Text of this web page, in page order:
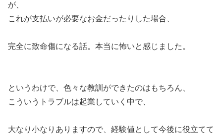
が、
これが支払いが必要なお金だったりした場合、
完全に致命傷になる話。本当に怖いと感じました。
というわけで、色々な教訓ができたのはもちろん、
こういうトラブルは起業していく中で、
大なり小なりありますので、経験値として今後に役立てて